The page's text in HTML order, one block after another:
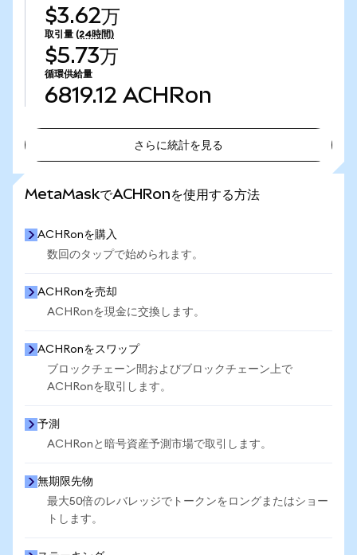
$3.62万
取引量 (24時間)
$5.73万
循環供給量
6819.12 ACHRon
さらに統計を見る
MetaMaskでACHRonを使用する方法
ACHRonを購入
数回のタップで始められます。
ACHRonを売却
ACHRonを現金に交換します。
ACHRonをスワップ
ブロックチェーン間およびブロックチェーン上で
ACHRonを取引します。
予測
ACHRonと暗号資産予測市場で取引します。
無期限先物
最大50倍のレバレッジでトークンをロングまたはショー
トします。